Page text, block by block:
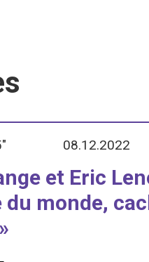
08.12.2022
et Eric
du monde,